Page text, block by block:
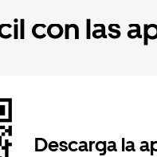
con las
Descarga la